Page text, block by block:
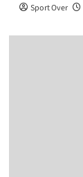
Sport Over